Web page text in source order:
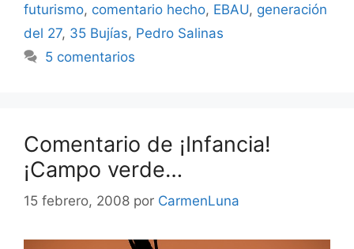
futurismo, comentario hecho, EBAU, generación
del 27, 35 Bujías, Pedro Salinas
5 comentarios
Comentario de ¡Infancia!
¡Campo verde…
15 febrero, 2008 por CarmenLuna